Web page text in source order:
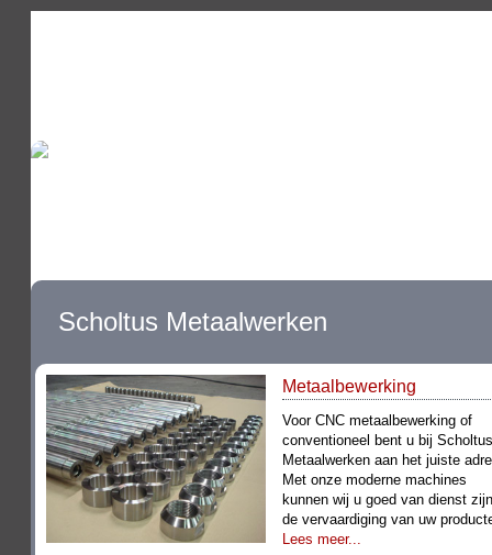
Scholtus Metaalwerken
Metaalbewerking
Voor CNC metaalbewerking of
conventioneel bent u bij Scholtus
Metaalwerken aan het juiste
Met onze moderne machines
kunnen wij u goed van dienst
de vervaardiging van uw
Lees meer...